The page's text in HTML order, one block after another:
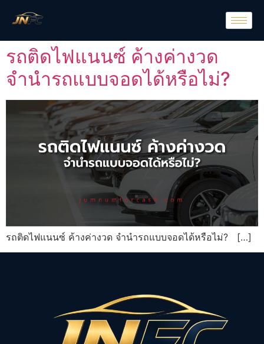
รถติดไฟแนนซ์ ค้างค่างวด
จำนำรถแบบจอดได้หรือไม่?
รถติดไฟแนนซ์ ค้างค่างวด จำนำรถแบบจอดได้หรือไม่? […]